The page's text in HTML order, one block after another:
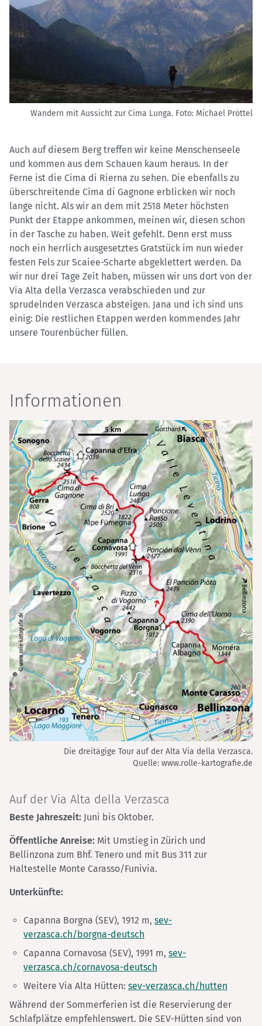
Wandern mit Aussicht zur Cima Lunga. Foto: Michael Pröttel
Auch auf diesem Berg treffen wir keine Menschenseele
und kommen aus dem Schauen kaum heraus. In der
Ferne ist die Cima di Rierna zu sehen. Die ebenfalls zu
überschreitende Cima di Gagnone erblicken wir noch
lange nicht. Als wir an dem mit 2518 Meter höchsten
Punkt der Etappe ankommen, meinen wir, diesen schon
in der Tasche zu haben. Weit gefehlt. Denn erst muss
noch ein herrlich ausgesetztes Gratstück im nun wieder
festen Fels zur Scaiee-Scharte abgeklettert werden. Da
wir nur drei Tage Zeit haben, müssen wir uns dort von der
Via Alta della Verzasca verabschieden und zur
sprudelnden Verzasca absteigen. Jana und ich sind uns
einig: Die restlichen Etappen werden kommendes Jahr
unsere Tourenbücher füllen.
Informationen
Die dreitägige Tour auf der Alta Via della Verzasca.
Quelle: www.rolle-kartografie.de
Auf der Via Alta della Verzasca
Beste Jahreszeit: Juni bis Oktober.
Öffentliche Anreise: Mit Umstieg in Zürich und
Bellinzona zum Bhf. Tenero und mit Bus 311 zur
Haltestelle Monte Carasso/Funivia.
Unterkünfte:
Capanna Borgna (SEV), 1912 m, sev-
verzasca.ch/borgna-deutsch
Capanna Cornavosa (SEV), 1991 m, sev-
verzasca.ch/cornavosa-deutsch
Weitere Via Alta Hütten: sev-verzasca.ch/hutten
Während der Sommerferien ist die Reservierung der
Schlafplätze empfehlenswert. Die SEV-Hütten sind von